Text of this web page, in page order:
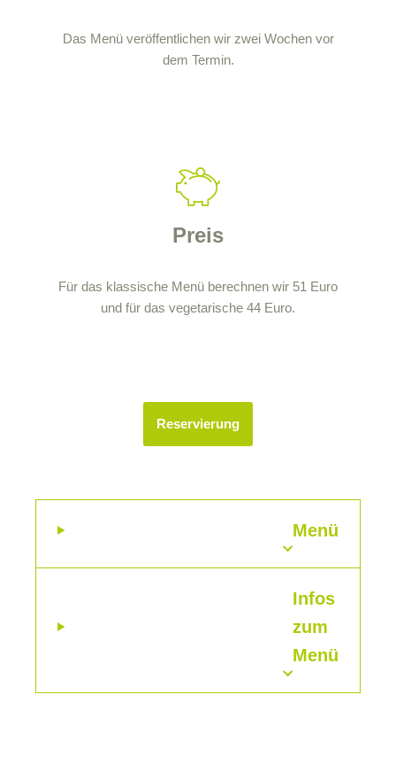
Das Menü veröffentlichen wir zwei Wochen vor
dem Termin.
Preis
Für das klassische Menü berechnen wir 51 Euro
und für das vegetarische 44 Euro.
Reservierung
Menü
Infos
zum
Menü